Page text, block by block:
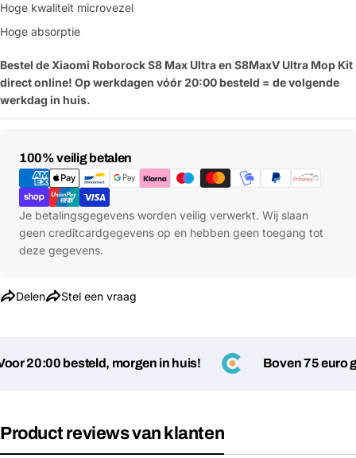
Hoge kwaliteit microvezel
Hoge absorptie
Bestel de Xiaomi Roborock S8 Max Ultra en S8MaxV Ultra Mop Kit
direct online! Op werkdagen vóór 20:00 besteld = de volgende
werkdag in huis.
100% veilig betalen
Betaalmethoden
Je betalingsgegevens worden veilig verwerkt. Wij slaan
geen creditcardgegevens op en hebben geen toegang tot
deze gegevens.
Delen Stel een vraag
20:00 besteld, morgen in huis! Boven 75 euro
Product reviews van klanten